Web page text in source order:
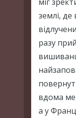
землі, де
разу
вдома
а у